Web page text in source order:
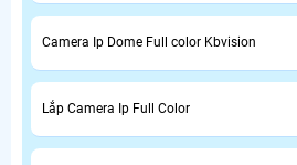
Camera Ip Dome Full color Kbvision
Lắp Camera Ip Full Color